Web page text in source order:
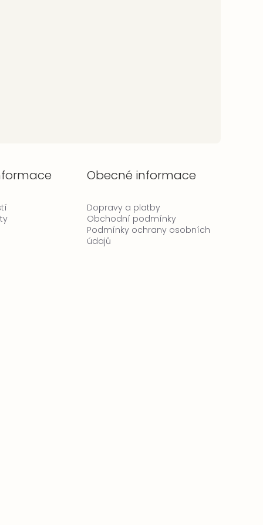
Obecné informace
Dopravy a platby
Obchodní podmínky
Podmínky ochrany osobních
údajů